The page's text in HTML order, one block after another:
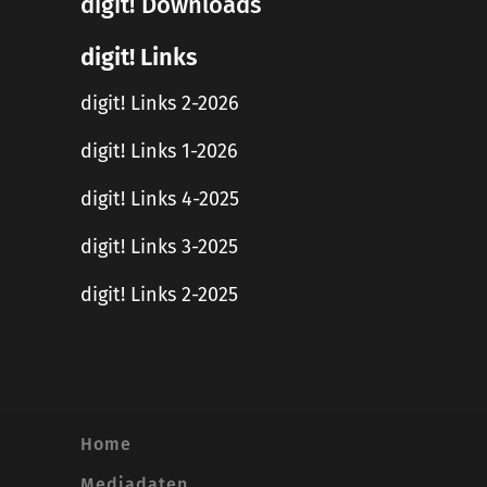
digit! Links
digit! Links 2-2026
digit! Links 1-2026
digit! Links 4-2025
digit! Links 3-2025
digit! Links 2-2025
Home